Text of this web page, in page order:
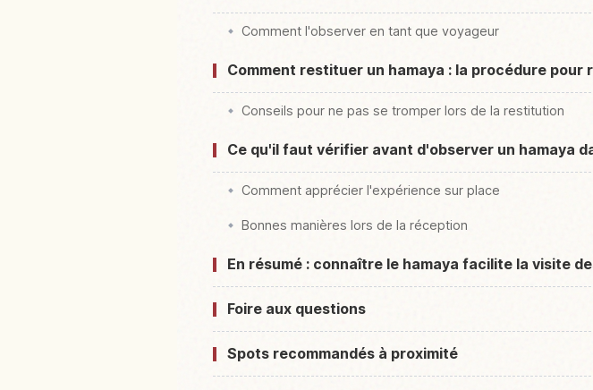
Comment l'observer en tant que voyageur
Comment restituer un hamaya : la procédure
Conseils pour ne pas se tromper lors de la restitution
Ce qu'il faut vérifier avant d'observer un hamaya
Comment apprécier l'expérience sur place
Bonnes manières lors de la réception
En résumé : connaître le hamaya facilite la visite
Foire aux questions
Spots recommandés à proximité